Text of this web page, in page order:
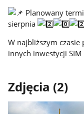
Planowany
sierpnia
W najbliższym
innych inwestycji SIM
Zdjęcia (2)